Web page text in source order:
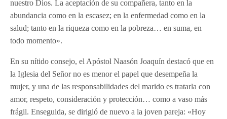
nuestro Dios. La aceptación de su compañera, tanto en la
abundancia como en la escasez; en la enfermedad como en la
salud; tanto en la riqueza como en la pobreza… en suma, en
todo momento».
En su nítido consejo, el Apóstol Naasón Joaquín destacó que en
la Iglesia del Señor no es menor el papel que desempeña la
mujer, y una de las responsabilidades del marido es tratarla con
amor, respeto, consideración y protección… como a vaso más
frágil. Enseguida, se dirigió de nuevo a la joven pareja: «Hoy